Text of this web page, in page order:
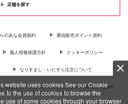
website uses cookies.See our Cookie
to the use of cookies to browse the
use of some cookies through your browser
店舗を探す
のあな会員規約 通信販売ポイント規約
個人情報保護方針 クッキーポリシー
なりすまし・いたずら注文について
ship your purchases by using purchases agent
for more information …more